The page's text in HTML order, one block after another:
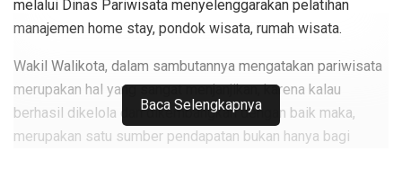
melalui Dinas Pariwisata menyelenggarakan pelatihan
manajemen home stay, pondok wisata, rumah wisata.
Wakil Walikota, dalam sambutannya mengatakan pariwisata
merupakan hal yang sangat menjanjikan, karena kalau
berhasil dikelola dan dikembangkan dengan baik maka,
merupakan satu sumber pendapatan bukan hanya bagi
Baca Selengkapnya